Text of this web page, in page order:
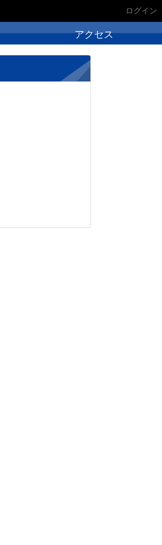
ログイン
アクセス